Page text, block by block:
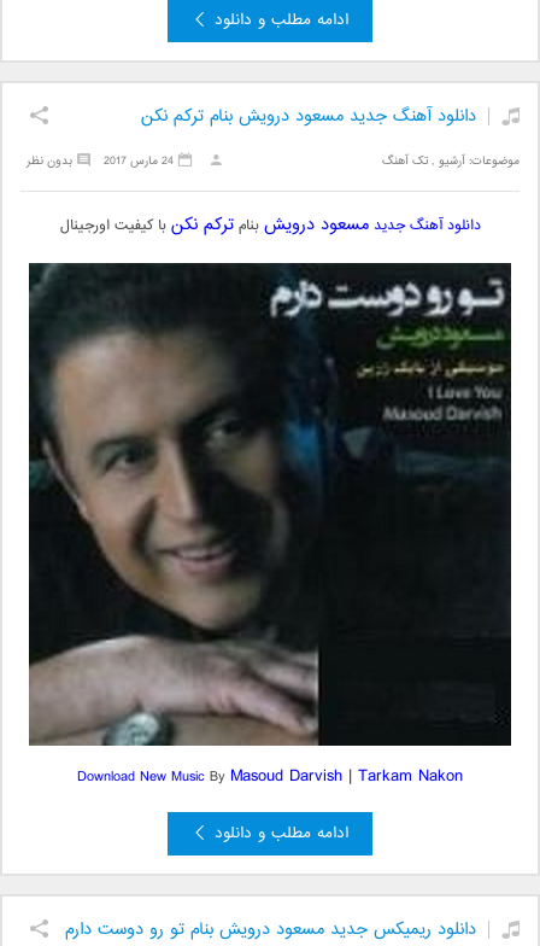
ادامه مطلب و دانلود
دانلود آهنگ جدید مسعود درویش بنام ترکم نکن
موضوعات:آرشیو ,تک آهنگ بدون نظر 24 مارس 2017
دانلود آهنگ جدید مسعود درویشبنامترکم نکنبا کیفیت اورجینال
Download New MusicBy Masoud Darvish | Tarkam Nakon
ادامه مطلب و دانلود
دانلود ریمیکس جدید مسعود درویش بنام تو رو دوست دارم